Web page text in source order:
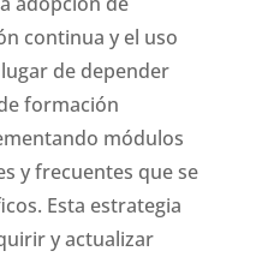
continua y el uso
de depender
formación
módulos
y frecuentes que se
Esta estrategia
y actualizar